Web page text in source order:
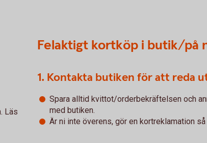
Läs
Felaktigt kortköp i butik/på
1. Kontakta butiken för att reda
Spara alltid kvittot/orderbekräftelsen och
med butiken.
Är ni inte överens, gör en kortreklamation